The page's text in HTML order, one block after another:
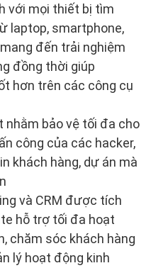
với mọi thiết bị tìm
laptop, smartphone,
đến trải nghiệm
đồng thời giúp
hơn trên các công cụ
nhằm bảo vệ tối đa cho
công của các hacker,
khách hàng, dự án mà
và CRM được tích
hỗ trợ tối đa hoạt
chăm sóc khách hàng
lý hoạt động kinh